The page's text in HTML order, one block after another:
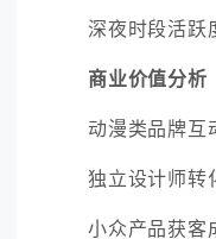
深夜时段活跃
商业价值分析
动漫类品牌互
独立设计师转
小众产品获客